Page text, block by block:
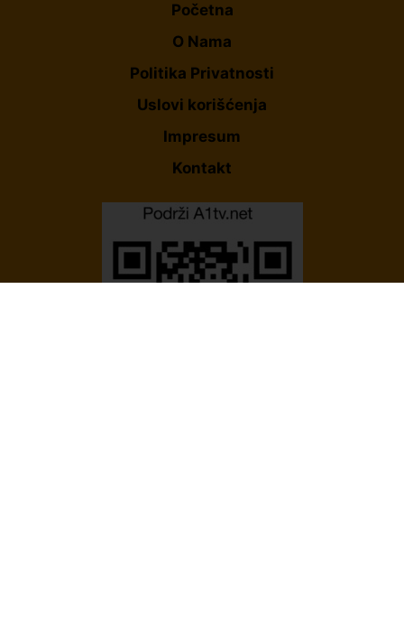
Početna
O Nama
Politika Privatnosti
Uslovi korišćenja
Impresum
Kontakt